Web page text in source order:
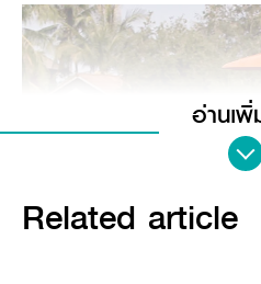
อ่านเพิ่
Related article